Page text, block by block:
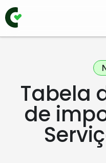
Tabela
de